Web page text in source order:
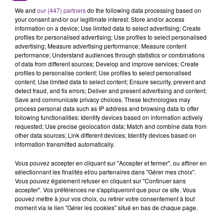
JAMAIS SANS MON FRÈRE
Julien Fourel n'a plus donné signé de vie depuis 5
mois. Sa sœur poursuit ses recherches pour le
retrouver.
LA CENTRALE NUCLÉAIRE DE CHOOZ
We and our (447) partnersdo the following data processing based on
your consent and/or our legitimate interest: Store and/or access
information on a device; Use limited data to select advertising; Create
profiles for personalised advertising; Use profiles to select personalised
advertising; Measure advertising performance; Measure content
performance; Understand audiences through statistics or combinations
of data from different sources; Develop and improve services; Create
profiles to personalise content; Use profiles to select personalised
content; Use limited data to select content; Ensure security, prevent and
detect fraud, and fix errors; Deliver and present advertising and content;
Save and communicate privacy choices. These technologies may
process personal data such as IP address and browsing data to offer
following functionalities: Identify devices based on information actively
requested; Use precise geolocation data; Match and combine data from
other data sources; Link different devices; Identify devices based on
information transmitted automatically.
Vous pouvez accepter en cliquant sur "Accepter et fermer", ou affiner en
sélectionnant les finalités et/ou partenaires dans "Gérer mes choix".
Vous pouvez également refuser en cliquant sur "Continuer sans
accepter". Vos préférences ne s'appliqueront que pour ce site. Vous
pouvez mettre à jour vos choix, ou retirer votre consentement à tout
moment via le lien "Gérer les cookies" situé en bas de chaque page.